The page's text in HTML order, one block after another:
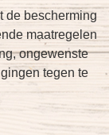
de bescherming
maatregelen
ongewenste
tegen te